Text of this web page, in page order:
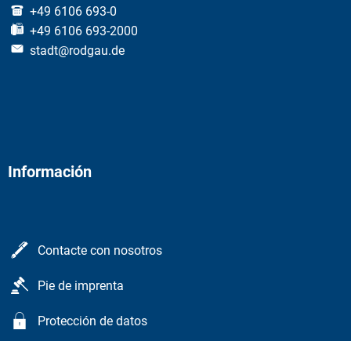
+49 6106 693-0
+49 6106 693-2000
stadt@rodgau.de
Información
Contacte con nosotros
Pie de imprenta
Protección de datos